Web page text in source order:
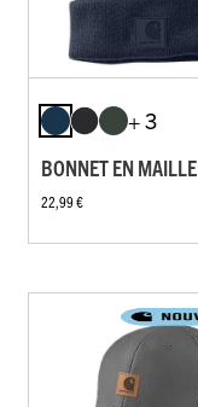
+ 3
BONNET EN MAILLE
22,99 €